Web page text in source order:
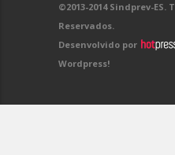
©2013-2014 Sindprev-ES.
Reservados.
Desenvolvido por
Wordpress!